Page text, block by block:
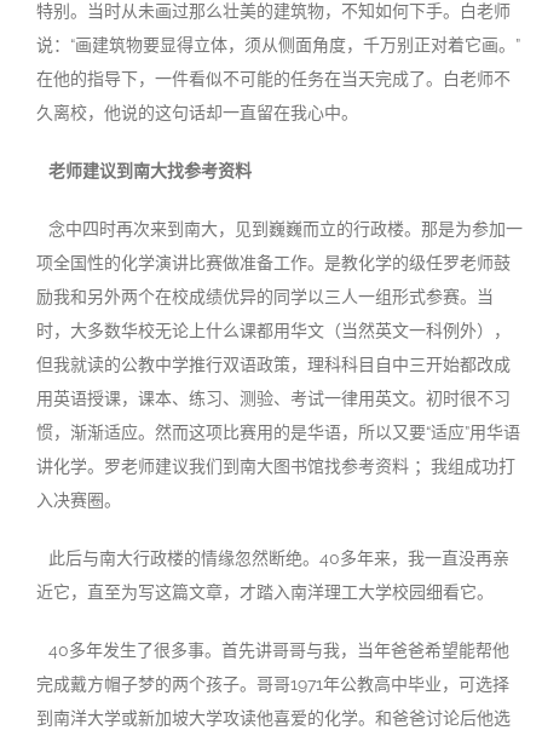
特别。当时从未画过那么壮美的建筑物，不知如何下手。白老师
说：“画建筑物要显得立体，须从侧面角度，千万别正对着它画。”
在他的指导下，一件看似不可能的任务在当天完成了。白老师不
久离校，他说的这句话却一直留在我心中。
老师建议到南大找参考资料
念中四时再次来到南大，见到巍巍而立的行政楼。那是为参加一
项全国性的化学演讲比赛做准备工作。是教化学的级任罗老师鼓
励我和另外两个在校成绩优异的同学以三人一组形式参赛。当
时，大多数华校无论上什么课都用华文（当然英文一科例外），
但我就读的公教中学推行双语政策，理科科目自中三开始都改成
用英语授课，课本、练习、测验、考试一律用英文。初时很不习
惯，渐渐适应。然而这项比赛用的是华语，所以又要“适应”用华语
讲化学。罗老师建议我们到南大图书馆找参考资料 ；我组成功打
入决赛圈。
此后与南大行政楼的情缘忽然断绝。40多年来，我一直没再亲
近它，直至为写这篇文章，才踏入南洋理工大学校园细看它。
40多年发生了很多事。首先讲哥哥与我，当年爸爸希望能帮他
完成戴方帽子梦的两个孩子。哥哥1971年公教高中毕业，可选择
到南洋大学或新加坡大学攻读他喜爱的化学。和爸爸讨论后他选